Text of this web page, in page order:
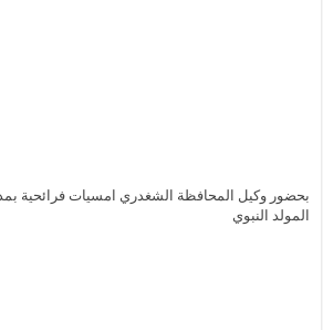
بحضور وكيل المحافظة الشغدري امسيات فرائحية
المولد النبوي